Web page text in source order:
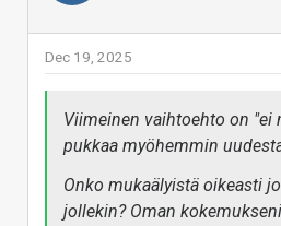
Dec 19, 2025
Viimeinen vaihtoehto on "ei
pukkaa myöhemmin
Onko mukaälyistä oikeasti
jollekin? Oman